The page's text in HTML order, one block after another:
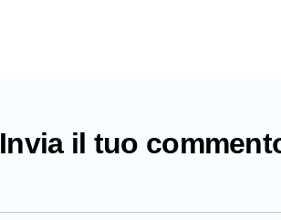
Invia il tuo